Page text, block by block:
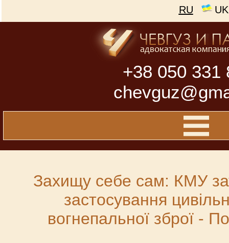
RU UK
+38 050 331
Захищу себе сам: КМУ
застосування
вогнепальної зброї -